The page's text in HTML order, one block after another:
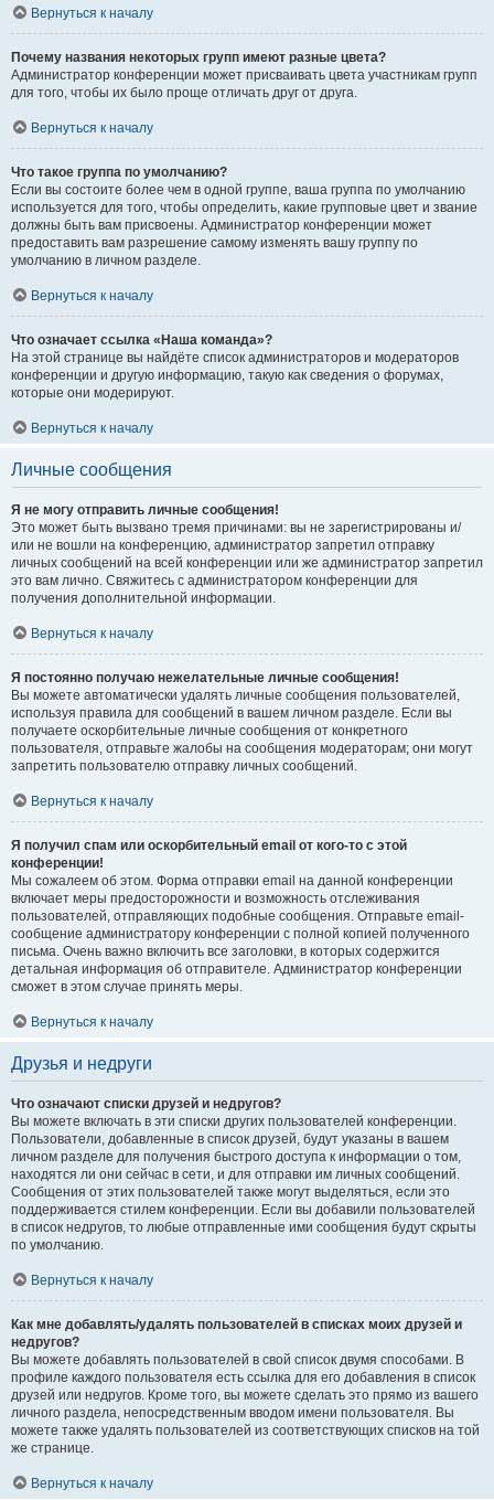
Вернуться к началу
Почему названия некоторых групп имеют разные цвета?
Администратор конференции может присваивать цвета участникам групп
для того, чтобы их было проще отличать друг от друга.
Вернуться к началу
Что такое группа по умолчанию?
Если вы состоите более чем в одной группе, ваша группа по умолчанию
используется для того, чтобы определить, какие групповые цвет и звание
должны быть вам присвоены. Администратор конференции может
предоставить вам разрешение самому изменять вашу группу по
умолчанию в личном разделе.
Вернуться к началу
Что означает ссылка «Наша команда»?
На этой странице вы найдёте список администраторов и модераторов
конференции и другую информацию, такую как сведения о форумах,
которые они модерируют.
Вернуться к началу
Личные сообщения
Я не могу отправить личные сообщения!
Это может быть вызвано тремя причинами: вы не зарегистрированы и/
или не вошли на конференцию, администратор запретил отправку
личных сообщений на всей конференции или же администратор запретил
это вам лично. Свяжитесь с администратором конференции для
получения дополнительной информации.
Вернуться к началу
Я постоянно получаю нежелательные личные сообщения!
Вы можете автоматически удалять личные сообщения пользователей,
используя правила для сообщений в вашем личном разделе. Если вы
получаете оскорбительные личные сообщения от конкретного
пользователя, отправьте жалобы на сообщения модераторам; они могут
запретить пользователю отправку личных сообщений.
Вернуться к началу
Я получил спам или оскорбительный email от кого-то с этой
конференции!
Мы сожалеем об этом. Форма отправки email на данной конференции
включает меры предосторожности и возможность отслеживания
пользователей, отправляющих подобные сообщения. Отправьте email-
сообщение администратору конференции с полной копией полученного
письма. Очень важно включить все заголовки, в которых содержится
детальная информация об отправителе. Администратор конференции
сможет в этом случае принять меры.
Вернуться к началу
Друзья и недруги
Что означают списки друзей и недругов?
Вы можете включать в эти списки других пользователей конференции.
Пользователи, добавленные в список друзей, будут указаны в вашем
личном разделе для получения быстрого доступа к информации о том,
находятся ли они сейчас в сети, и для отправки им личных сообщений.
Сообщения от этих пользователей также могут выделяться, если это
поддерживается стилем конференции. Если вы добавили пользователей
в список недругов, то любые отправленные ими сообщения будут скрыты
по умолчанию.
Вернуться к началу
Как мне добавлять/удалять пользователей в списках моих друзей и
недругов?
Вы можете добавлять пользователей в свой список двумя способами. В
профиле каждого пользователя есть ссылка для его добавления в список
друзей или недругов. Кроме того, вы можете сделать это прямо из вашего
личного раздела, непосредственным вводом имени пользователя. Вы
можете также удалять пользователей из соответствующих списков на той
же странице.
Вернуться к началу